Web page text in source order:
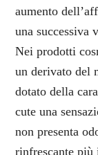
aumento
una successiva
Nei prodotti
un derivato del
dotato della
cute una
non presenta
rinfrescante più